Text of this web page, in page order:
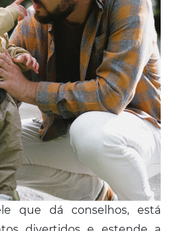
que dá conselhos, está